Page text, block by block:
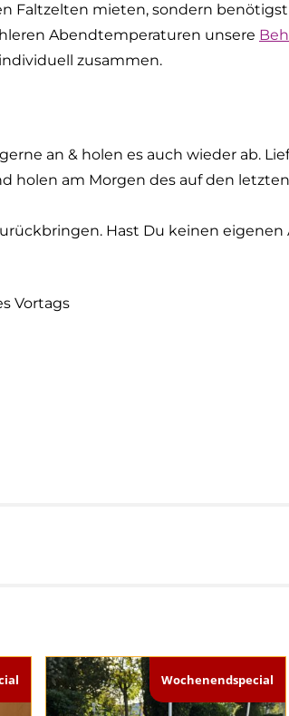
mieten, sondern
Abendtemperaturen unsere
zusammen.
an & holen es auch wieder ab.
holen am Morgen des auf den
Hast Du keinen eigenen
Vortags
Wochenendspecial